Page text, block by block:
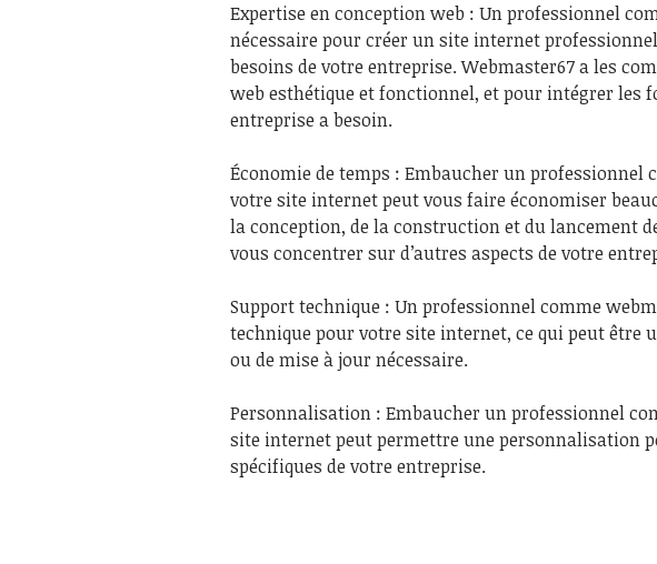
Expertise en conception web : Un professionnel
nécessaire pour créer un site internet
besoins de votre entreprise. Webmaster67 a les
web esthétique et fonctionnel, et pour intégrer les
entreprise a besoin.
Économie de temps : Embaucher un professionnel
votre site internet peut vous faire économiser
la conception, de la construction et du lancement
vous concentrer sur d’autres aspects de votre
Support technique : Un professionnel comme
technique pour votre site internet, ce qui peut être
ou de mise à jour nécessaire.
Personnalisation : Embaucher un professionnel
site internet peut permettre une personnalisation
spécifiques de votre entreprise.